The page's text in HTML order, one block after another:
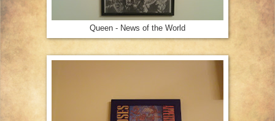
Queen - News of the World